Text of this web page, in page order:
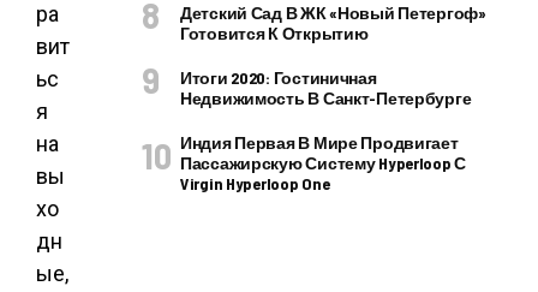
ра
вит
ьс
я
на
вы
хо
дн
ые,
Детский Сад В ЖК «Новый Петергоф»
Готовится К Открытию
Итоги 2020: Гостиничная
Недвижимость В Санкт-Петербурге
Индия Первая В Мире Продвигает
Пассажирскую Систему Hyperloop С
Virgin Hyperloop One